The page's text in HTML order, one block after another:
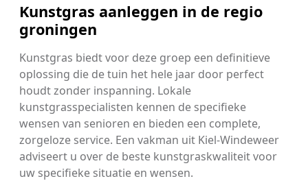
Kunstgras aanleggen in de regio
groningen
Kunstgras biedt voor deze groep een definitieve
oplossing die de tuin het hele jaar door perfect
houdt zonder inspanning. Lokale
kunstgrasspecialisten kennen de specifieke
wensen van senioren en bieden een complete,
zorgeloze service. Een vakman uit Kiel-Windeweer
adviseert u over de beste kunstgraskwaliteit voor
uw specifieke situatie en wensen.